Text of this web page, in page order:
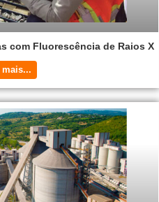
com Fluorescência de Raios X
mais...